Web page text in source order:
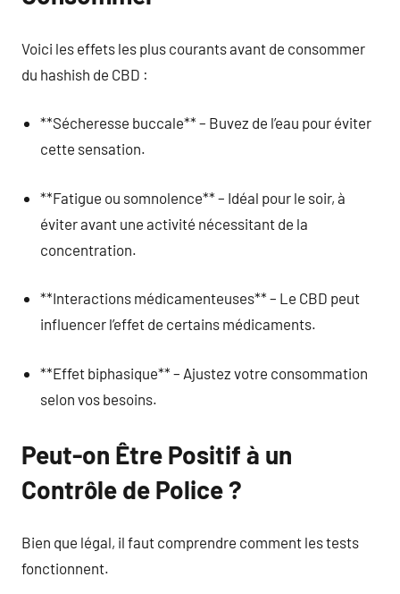
Voici les effets les plus courants avant de consommer
du hashish de CBD :
**Sécheresse buccale** – Buvez de l’eau pour éviter
cette sensation.
**Fatigue ou somnolence** – Idéal pour le soir, à
éviter avant une activité nécessitant de la
concentration.
**Interactions médicamenteuses** – Le CBD peut
influencer l’effet de certains médicaments.
**Effet biphasique** – Ajustez votre consommation
selon vos besoins.
Peut-on Être Positif à un
Contrôle de Police ?
Bien que légal, il faut comprendre comment les tests
fonctionnent.